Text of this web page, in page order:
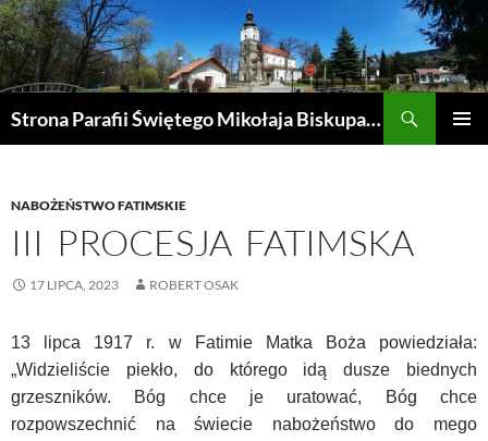
Przejdź
do
treści
Strona Parafii Świętego Mikołaja Biskupa w Żegocinie
NABOŻEŃSTWO FATIMSKIE
III PROCESJA FATIMSKA
17 LIPCA, 2023 ROBERT OSAK
13 lipca 1917 r. w Fatimie Matka Boża powiedziała:
„Widzieliście piekło, do którego idą dusze biednych
grzeszników. Bóg chce je uratować, Bóg chce
rozpowszechnić na świecie nabożeństwo do mego